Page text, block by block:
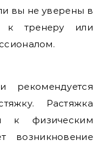
вы не уверены в
к тренеру или
рекомендуется
Растяжка
к физическим
возникновение